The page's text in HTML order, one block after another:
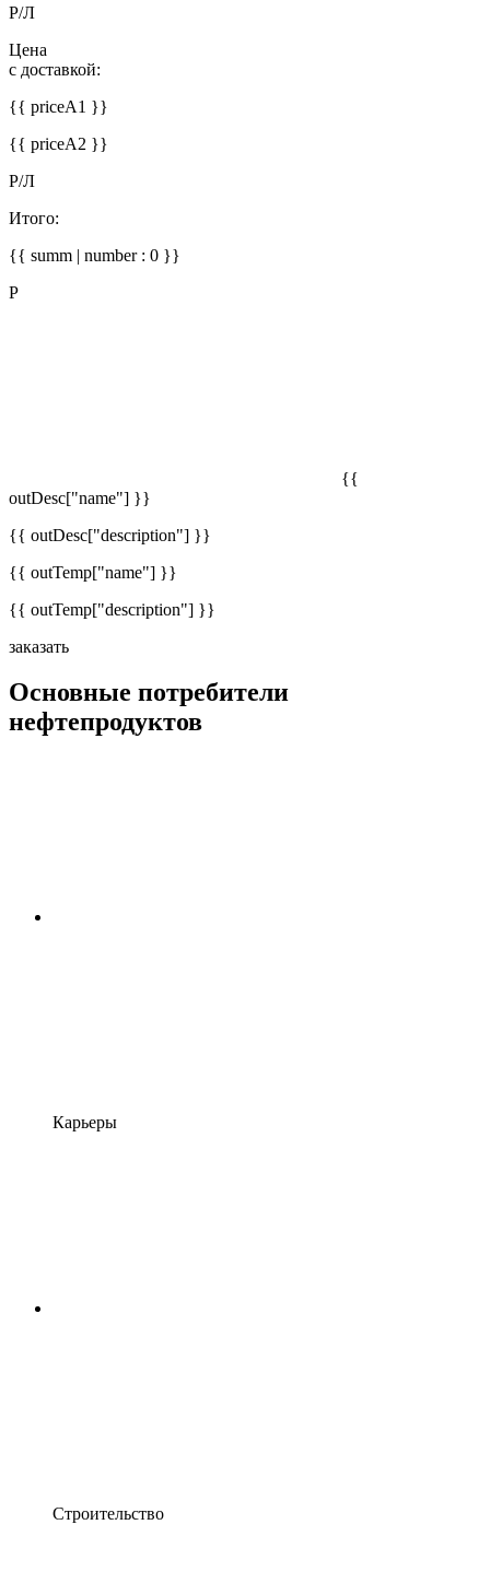
Р/Л
Цена
с доставкой:
{{ priceA1 }}
{{ priceA2 }}
Р/Л
Итого:
{{ summ | number : 0 }}
Р
{{
outDesc["name"] }}
{{ outDesc["description"] }}
{{ outTemp["name"] }}
{{ outTemp["description"] }}
заказать
Основные потребители
нефтепродуктов
Карьеры
Строительство